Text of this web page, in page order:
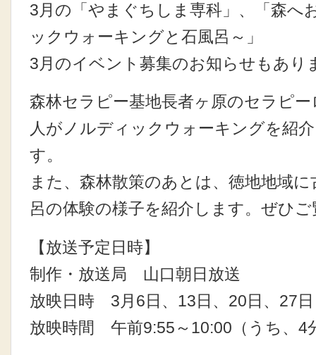
3月の「やまぐちしま専科」、「森へ
ックウォーキングと石風呂～」
3月のイベント募集のお知らせもあり
森林セラピー基地長者ヶ原のセラピ
人がノルディックウォーキングを紹
す。
また、森林散策のあとは、徳地地域
呂の体験の様子を紹介します。ぜひ
【放送予定日時】
制作・放送局 山口朝日放送
放映日時 3月6日、13日、20日、27
放映時間 午前9:55～10:00（うち、4